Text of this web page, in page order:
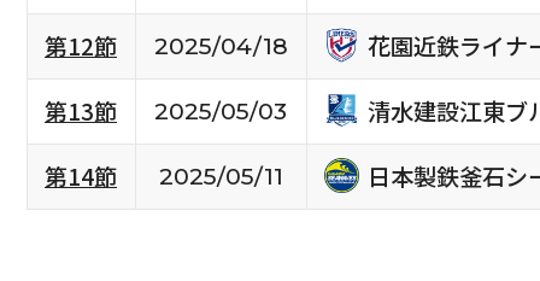
第12節
2025/04/18
花園近鉄ライナ
第13節
2025/05/03
清水建設江東ブ
第14節
2025/05/11 日本製鉄釜石シ